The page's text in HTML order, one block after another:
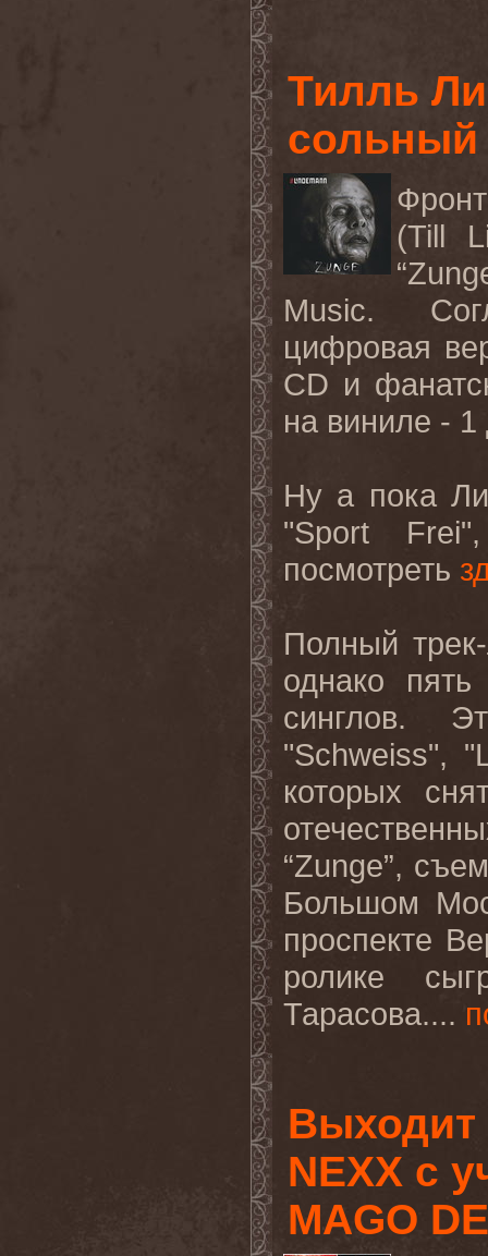
Тилль
сольный
(Till
Music.
цифровая
CD и
на виниле - 1
Ну а пока
"Sport
посмотреть
Полный
однако
синглов.
"Schweiss",
которых
“Zunge”,
Большом
проспекте
ролике
Тарасова....
Выходит
NEXX с
MAGO